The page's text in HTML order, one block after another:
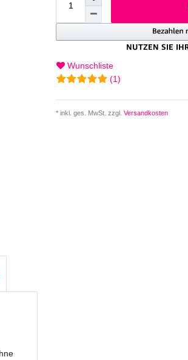
Wunschliste
(1)
* inkl. ges. MwSt. zzgl. Versandkosten